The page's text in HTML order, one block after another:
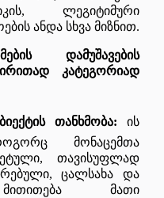
ლეგიტიმური
ანდა სხვა მიზნით.
დამუშავების
კატეგორიად
თანხმობა: ის
მონაცემთა
თავისუფლად
ცალსახა და
მათი